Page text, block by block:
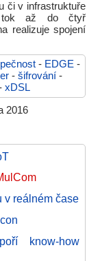
či v infrastruktuře
tok až do čtyř
realizuje spojení
- EDGE -
- šifrování -
xDSL
2016
v reálném čase
know-how